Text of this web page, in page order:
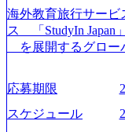
の736名（2024年1
のスピードを上げて
る唯一無二のコン
サンド 執行役員新
2015年に設立され、
急速な成長を遂げて
戦略立案、IT導入ま
海外教育旅行サー
ス 「StudyIn Japan
を展開するグロー
育支援サービスを提供している 動画
して、留学支援・訪
を展開している
応募期限
スケジュール